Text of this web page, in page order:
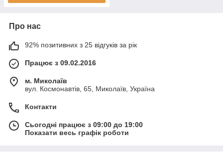
Про нас
92% позитивних з 25 відгуків за рік
Працює з 09.02.2016
м. Миколаїв
вул. Космонавтів, 65, Миколаїв, Україна
Контакти
Сьогодні працює з 09:00 до 19:00
Показати весь графік роботи